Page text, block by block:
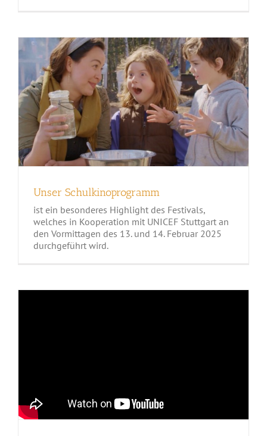
Unser Schulkinoprogramm
Unser Schulkinoprogramm
ist ein besonderes Highlight des Festivals,
welches in Kooperation mit UNICEF Stuttgart an
den Vormittagen des 13. und 14. Februar 2025
durchgeführt wird.